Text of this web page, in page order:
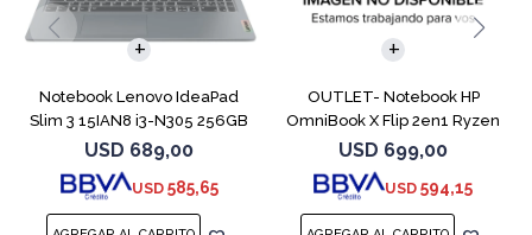
Notebook Lenovo IdeaPad
Slim 3 15IAN8 i3-N305 256GB
8GB 15.6
USD 689,00
USD 585,65
COMPARAR
OUTLET- Notebook HP
OmniBook X Flip 2en1 Ryzen
5 512GB 8GB
USD 699,00
USD 594,15
COMPARAR